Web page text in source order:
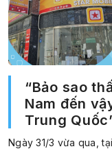
“Bảo sao
Nam đến
Trung
Ngày 31/3 vừa qua,